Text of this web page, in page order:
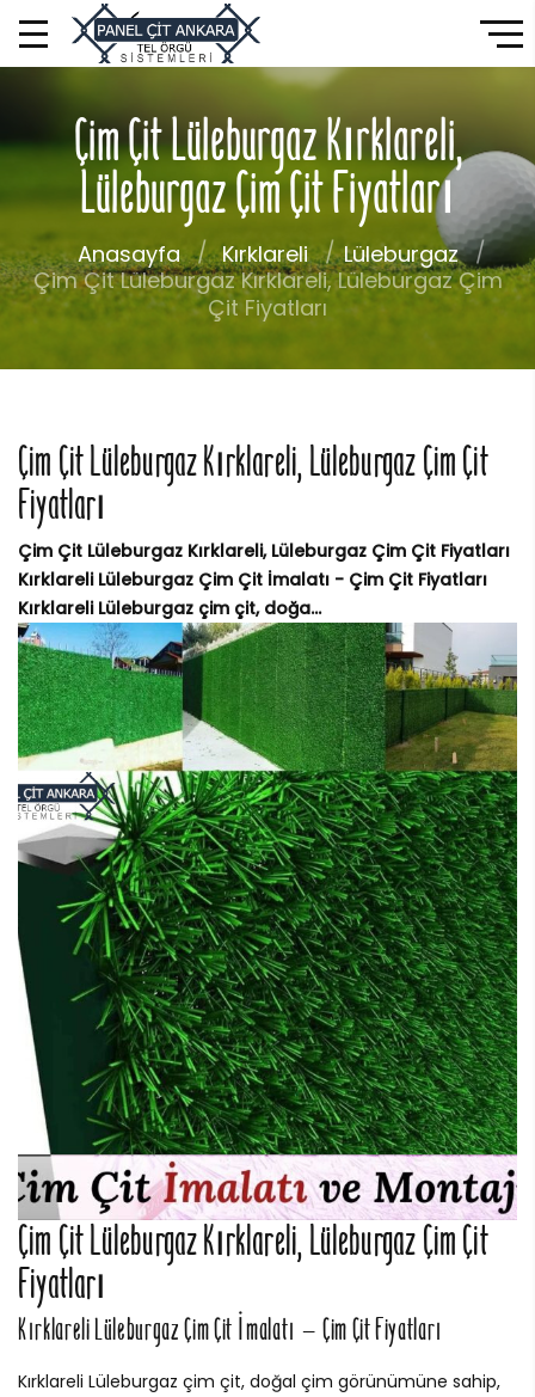
Çim Çit Lüleburgaz Kırklareli,
Lüleburgaz Çim Çit Fiyatları
Anasayfa Kırklareli
Lüleburgaz
Çim Çit Lüleburgaz Kırklareli, Lüleburgaz Çim
Çit Fiyatları
Çim Çit Lüleburgaz Kırklareli, Lüleburgaz Çim Çit
Fiyatları
Çim Çit Lüleburgaz Kırklareli, Lüleburgaz Çim Çit Fiyatları
Kırklareli Lüleburgaz Çim Çit İmalatı - Çim Çit Fiyatları
Kırklareli Lüleburgaz çim çit, doğa...
Çim Çit Lüleburgaz Kırklareli, Lüleburgaz Çim Çit
Fiyatları
Kırklareli Lüleburgaz Çim Çit İmalatı – Çim Çit Fiyatları
Kırklareli Lüleburgaz çim çit, doğal çim görünümüne sahip,